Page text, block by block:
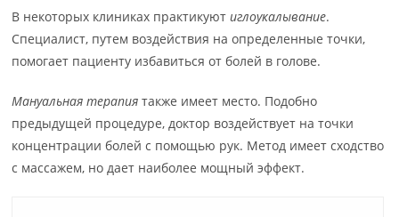
В некоторых клиниках практикуютиглоукалывание.
Специалист, путем воздействия на определенные точки,
помогает пациенту избавиться от болей в голове.
Мануальная терапия также имеет место. Подобно
предыдущей процедуре, доктор воздействует на точки
концентрации болей с помощью рук. Метод имеет сходство
с массажем, но дает наиболее мощный эффект.